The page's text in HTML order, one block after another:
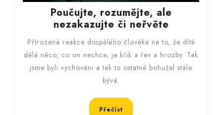
Poučujte, rozumějte, ale
nezakazujte či neřvěte
rozumějte,
ale
či
Přirozená reakce dospělého člověka na to, že dítě
dělá něco, co on nechce, je křik a řev a hrozby. Tak
jsme byli vychováni a tak to ostatně bohužel stále
bývá.
Přečíst Přečíst